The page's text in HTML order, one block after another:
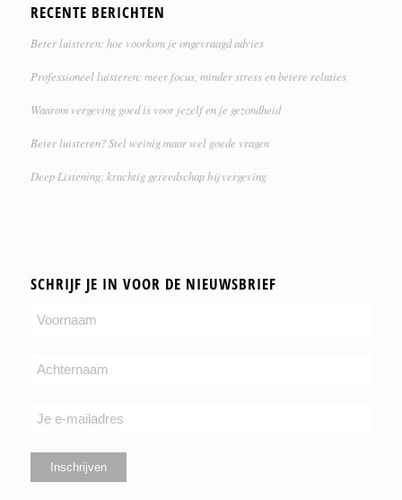
RECENTE BERICHTEN
Beter luisteren: hoe voorkom je ongevraagd advies
Professioneel luisteren: meer focus, minder stress en betere relaties
Waarom vergeving goed is voor jezelf en je gezondheid
Beter luisteren? Stel weinig maar wel goede vragen
Deep Listening: krachtig gereedschap bij vergeving
SCHRIJF JE IN VOOR DE NIEUWSBRIEF